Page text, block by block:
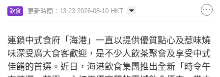
飲食 更新時間：13:23 2026-08-10 HKT
連鎖中式食府「海港」一直以提供優質點心及惹味燒
味深受廣大食客歡迎，是不少人飲茶聚會及享受中式
佳餚的首選。近日，海港飲食集團推出全新「時令午